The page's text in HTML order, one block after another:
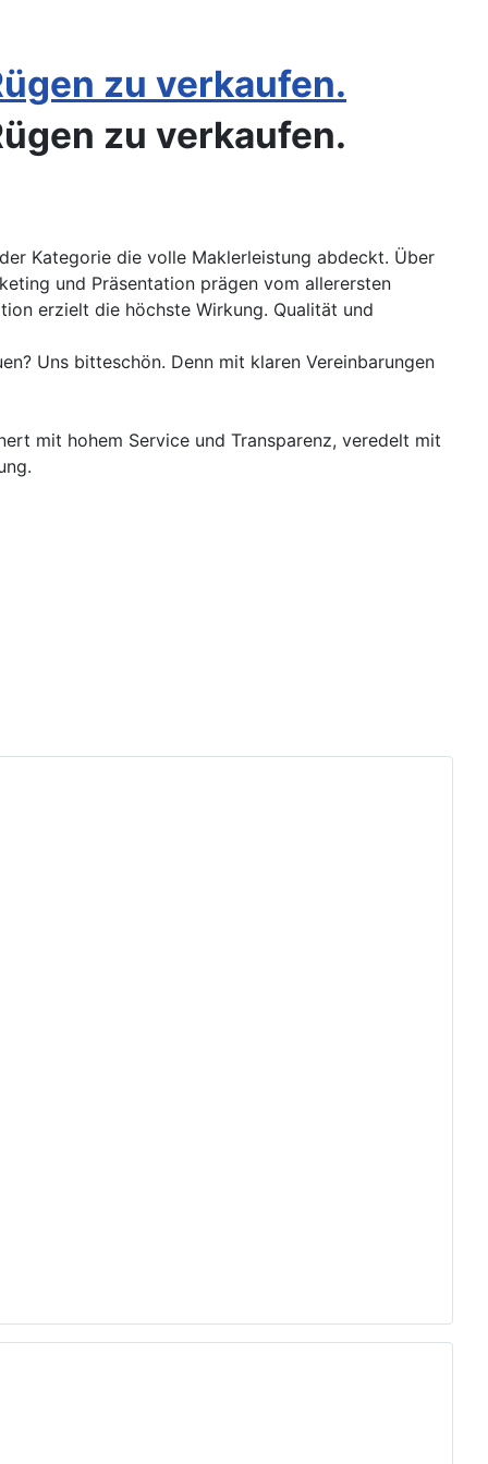
zu verkaufen.
zu verkaufen.
Kategorie die volle Maklerleistung abdeckt. Über
und Präsentation prägen vom allerersten
erzielt die höchste Wirkung. Qualität und
Uns bitteschön. Denn mit klaren Vereinbarungen
mit hohem Service und Transparenz, veredelt mit